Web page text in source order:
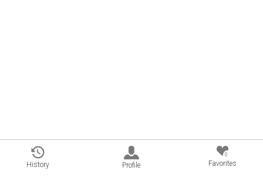
History Profile
0
Favorites